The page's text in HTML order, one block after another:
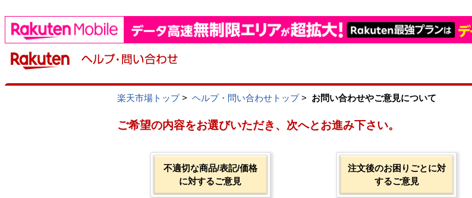
楽天市場トップ> ヘルプ・問い合わせトップ> お問い合わせやご意見について
ご希望の内容をお選びいただき、次へとお進み下さい。
不適切な商品/表記/価格
に対するご意見
注文後のお困りごとに対
するご意見